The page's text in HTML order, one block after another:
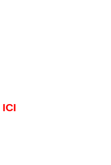
ICI